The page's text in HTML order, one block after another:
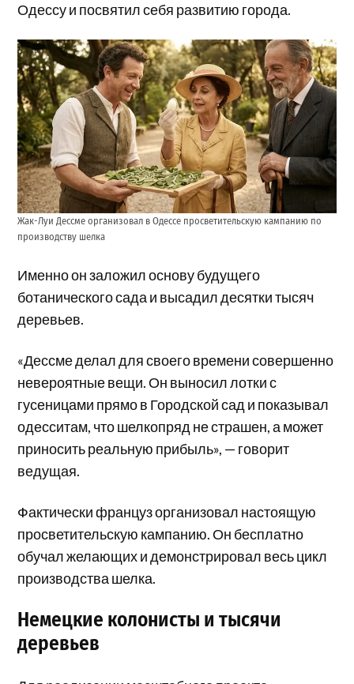
Одессу и посвятил себя развитию города.
Жак-Луи Дессме организовал в Одессе просветительскую кампанию по
производству шелка
Именно он заложил основу будущего
ботанического сада и высадил десятки тысяч
деревьев.
«Дессме делал для своего времени совершенно
невероятные вещи. Он выносил лотки с
гусеницами прямо в Городской сад и показывал
одесситам, что шелкопряд не страшен, а может
приносить реальную прибыль», — говорит
ведущая.
Фактически француз организовал настоящую
просветительскую кампанию. Он бесплатно
обучал желающих и демонстрировал весь цикл
производства шелка.
Немецкие колонисты и тысячи
деревьев